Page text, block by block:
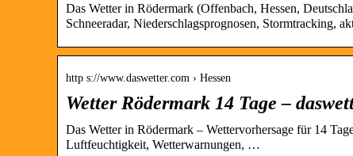
Das Wetter in Rödermark (Offenbach, Hessen,
Schneeradar, Niederschlagsprognosen, Stormtracking,
http s://www.daswetter.com › Hessen
Wetter Rödermark 14 Tage –
Das Wetter in Rödermark – Wettervorhersage für 14
Luftfeuchtigkeit, Wetterwarnungen, …